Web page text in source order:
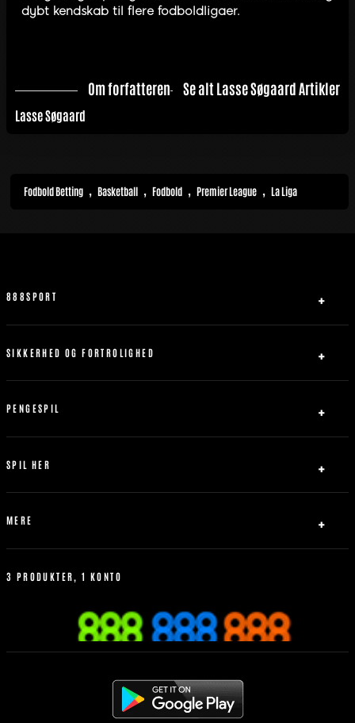
dybt kendskab til flere fodboldligaer.
Om forfatteren Se alt Lasse Søgaard Artikler
Lasse Søgaard
Fodbold Betting , Basketball , Fodbold , Premier League , La Liga
888SPORT
Om Os
Partner
SIKKERHED OG FORTROLIGHED
Privatlivspolitik
Ansvarligt Spil
Bonus Politik
PENGESPIL
Indbetaling
Udbetaling
SPIL HER
Fodbold
Tennis
MERE
Livespil
Betting Historik
Regler for sportsvæddemål
3 PRODUKTER, 1 KONTO